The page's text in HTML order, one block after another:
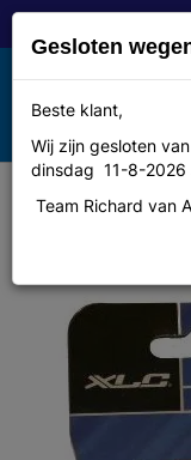
Toggle
navigation
MENU
Velglint Xlc
Gesloten
Beste klant,
Wij zijn gesloten
dinsdag 11-8-2026
Team Richard van